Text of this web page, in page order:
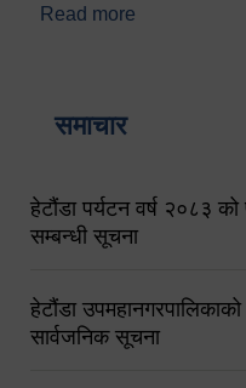
Read more
समाचार
हेटौंडा पर्यटन वर्ष २०८३ को
सम्बन्धी सूचना
हेटौंडा
सार्वजनिक सूचना